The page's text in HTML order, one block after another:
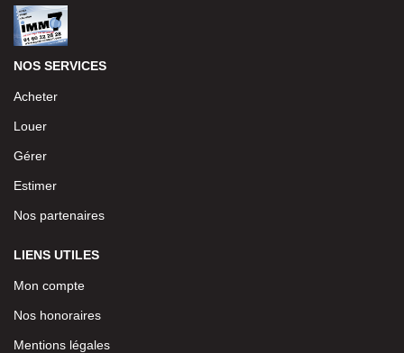
NOS SERVICES
Acheter
Louer
Gérer
Estimer
Nos partenaires
LIENS UTILES
Mon compte
Nos honoraires
Mentions légales